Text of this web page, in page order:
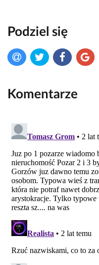
Podziel się
Komentarze